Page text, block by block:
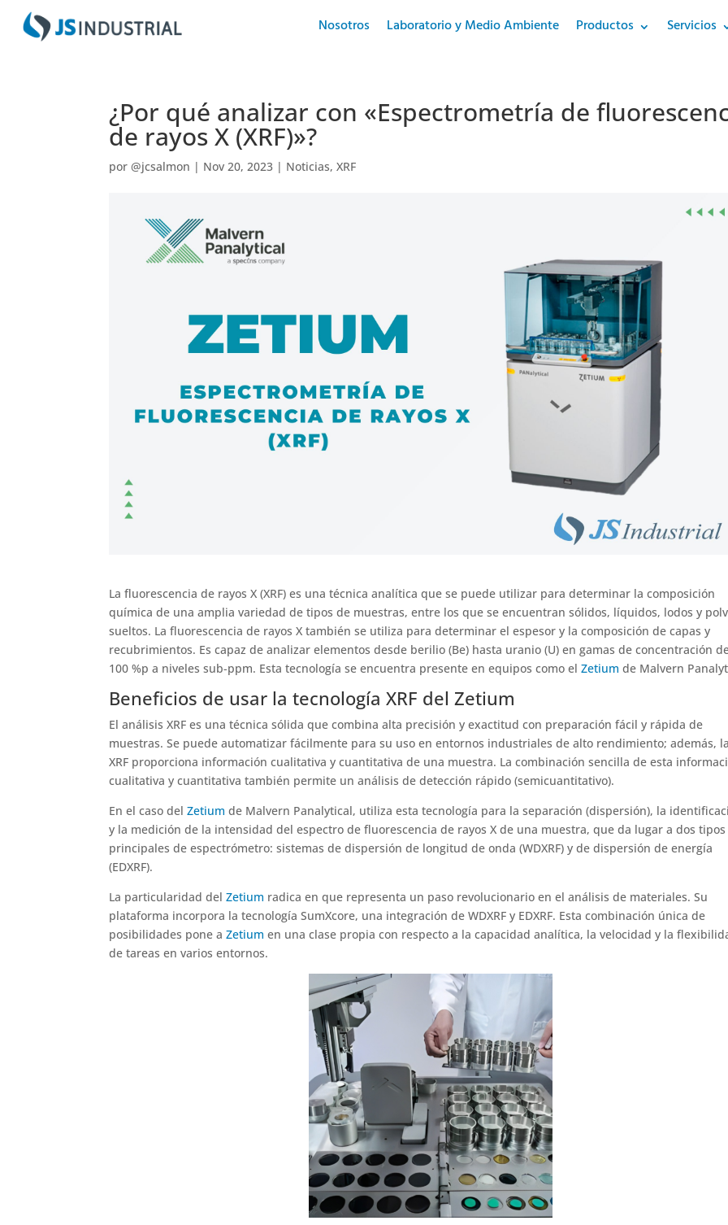
Nosotros Laboratorio y Medio Ambiente Productos Servicios
¿Por qué analizar con «Espectrometría de
de rayos X (XRF)»?
por@jcsalmon | Nov 20, 2023 | Noticias,XRF
La fluorescencia de rayos X (XRF) es una técnica analítica que se puede utilizar para determinar la composición
química de una amplia variedad de tipos de muestras, entre los que se encuentran sólidos, líquidos, lodos y
sueltos. La fluorescencia de rayos X también se utiliza para determinar el espesor y la composición de capas y
recubrimientos. Es capaz de analizar elementos desde berilio (Be) hasta uranio (U) en gamas de concentración
100 %p a niveles sub-ppm. Esta tecnología se encuentra presente en equipos como elZetium de Malvern
Beneficios de usar la tecnología XRF del Zetium
El análisis XRF es una técnica sólida que combina alta precisión y exactitud con preparación fácil y rápida de
muestras. Se puede automatizar fácilmente para su uso en entornos industriales de alto rendimiento; además, la
XRF proporciona información cualitativa y cuantitativa de una muestra. La combinación sencilla de esta
cualitativa y cuantitativa también permite un análisis de detección rápido (semicuantitativo).
En el caso delZetium de Malvern Panalytical, utiliza esta tecnología para la separación (dispersión), la
y la medición de la intensidad del espectro de fluorescencia de rayos X de una muestra, que da lugar a dos tipos
principales de espectrómetro: sistemas de dispersión de longitud de onda (WDXRF) y de dispersión de energía
(EDXRF).
La particularidad delZetium radica en que representa un paso revolucionario en el análisis de materiales. Su
plataforma incorpora la tecnología SumXcore, una integración de WDXRF y EDXRF. Esta combinación única de
posibilidades pone aZetium en una clase propia con respecto a la capacidad analítica, la velocidad y la
de tareas en varios entornos.